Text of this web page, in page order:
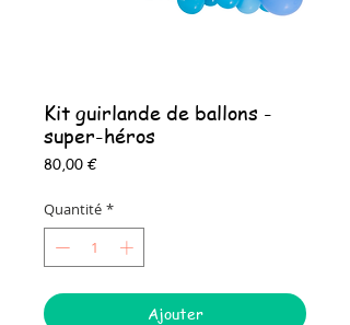
Kit guirlande de ballons -
super-héros
80,00 €Prix
Quantité *
Ajouter